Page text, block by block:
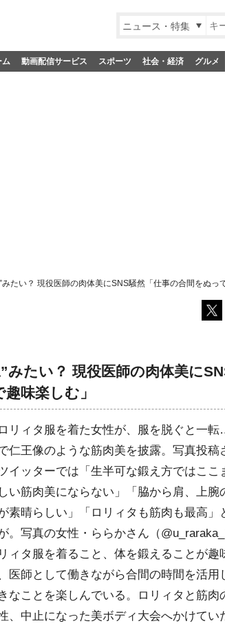
ニュース・特集
ム 動画配信サービス スポーツ 社会・経済 グルメ
みたい？ 現役医師の肉体美にSNS騒然「仕事の合間をぬっ
みたい？ 現役医師の肉体美に
味楽しむ」
リィタ服を着た女性が、服を脱ぐと一転
仁王像のような筋肉美を披露。写真投稿
イッターでは「生半可な鍛え方ではここ
い筋肉美にならない」「脇から肩、上腕
素晴らしい」「ロリィタも筋肉も最高」
。写真の女性・ららかさん（
ィタ服を着ること、体を鍛えることが趣
医師として働きながら合間の時間を活用
なことを楽しんでいる。ロリィタと筋肉
、中止になった美ボディ大会へかけてい